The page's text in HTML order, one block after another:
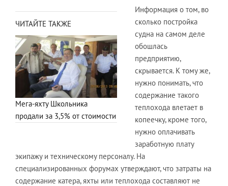
ЧИТАЙТЕ ТАКЖЕ
Мега-яхту Школьника
продали за 3,5% от стоимости
Информация о том, во
сколько постройка
судна на самом деле
обошлась
предприятию,
скрывается. К тому же,
нужно понимать, что
содержание такого
теплохода влетает в
копеечку, кроме того,
нужно оплачивать
заработную плату
экипажу и техническому персоналу. На
специализированных форумах утверждают, что затраты на
содержание катера, яхты или теплохода составляют не